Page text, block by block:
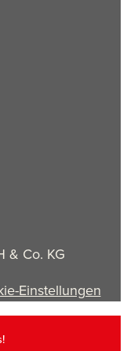
& Co. KG
Einstellungen